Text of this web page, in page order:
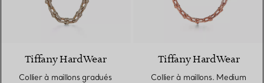
3 Matériaux
Tiffany HardWear
Collier à maillons gradués
Tiffany HardWear
Collier à maillons. Medium